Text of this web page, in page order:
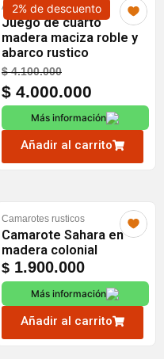
2% de descuento
Alcobas
Juego de cuarto
madera maciza roble y
abarco rustico
$4.100.000Original
price
was:
$ 4.100.000.
$ 4.000.000
is:
$
Más información
Añadir al carrito
Camarotes rusticos
Camarote Sahara en
madera colonial
$ 1.900.000
Más información
Añadir al carrito